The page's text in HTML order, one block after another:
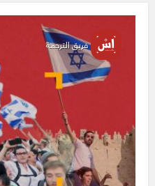
فريق الترجمة